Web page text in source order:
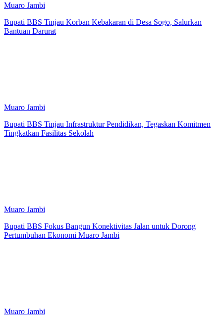
Muaro Jambi
Bupati BBS Tinjau Korban Kebakaran di Desa Sogo, Salurkan
Bantuan Darurat
Muaro Jambi
Bupati BBS Tinjau Infrastruktur Pendidikan, Tegaskan Komitmen
Tingkatkan Fasilitas Sekolah
Muaro Jambi
Bupati BBS Fokus Bangun Konektivitas Jalan untuk Dorong
Pertumbuhan Ekonomi Muaro Jambi
Muaro Jambi